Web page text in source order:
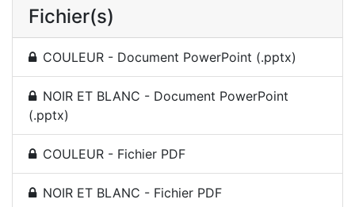
Fichier(s)
COULEUR - Document PowerPoint (.pptx)
NOIR ET BLANC - Document PowerPoint
(.pptx)
COULEUR - Fichier PDF
NOIR ET BLANC - Fichier PDF